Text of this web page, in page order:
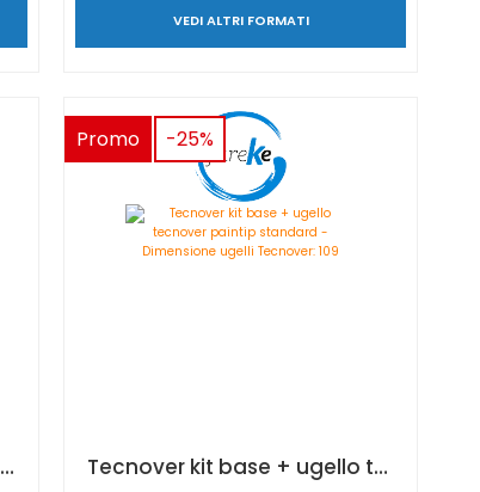
VEDI ALTRI FORMATI
Tecnover kit base + ugello Tecnover paintip fine finishK - Dimensione ugelli Tecnover: 110
Promo -25%
Tecnover kit base + ugello tecnover paintip standard - Dimensione ugelli Tecnover: 109